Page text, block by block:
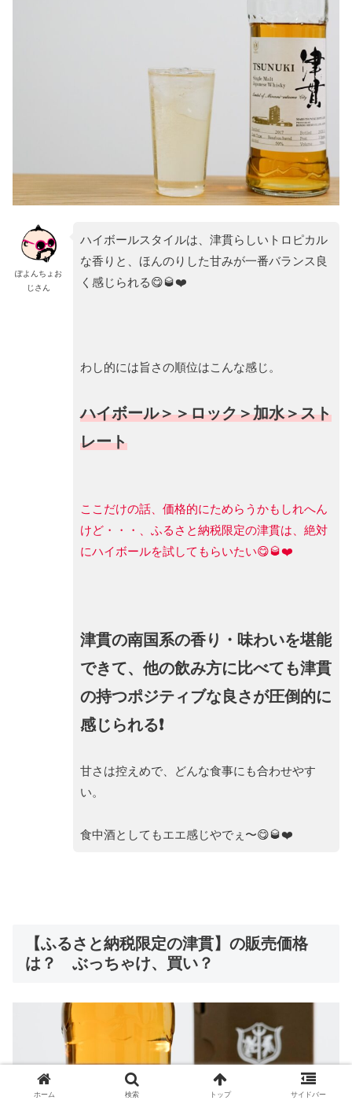
ぽよんちょお
じさん
ハイボールスタイルは、津貫らしいトロピカル
な香りと、ほんのりした甘みが一番バランス良
く感じられる😋🥃❤️
わし的には旨さの順位はこんな感じ。
ハイボール＞＞ロック＞加水＞スト
レート
ここだけの話、価格的にためらうかもしれへん
けど・・・、ふるさと納税限定の津貫は、絶対
にハイボールを試してもらいたい😋🥃❤️
津貫の南国系の香り・味わいを堪能
できて、他の飲み方に比べても津貫
の持つポジティブな良さが圧倒的に
感じられる❗
甘さは控えめで、どんな食事にも合わせやす
い。
食中酒としてもエエ感じやでぇ〜😋🥃❤️
【ふるさと納税限定の津貫】の販売価格
は？ ぶっちゃけ、買い？
ホーム 検索 トップ サイドバー